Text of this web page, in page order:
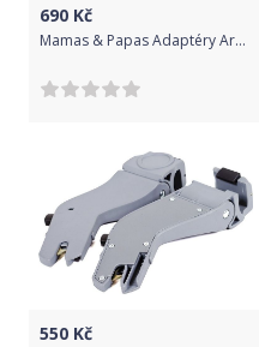
690 Kč
Mamas & Papas Adaptéry Armadillo Aton/Maxi
550 Kč